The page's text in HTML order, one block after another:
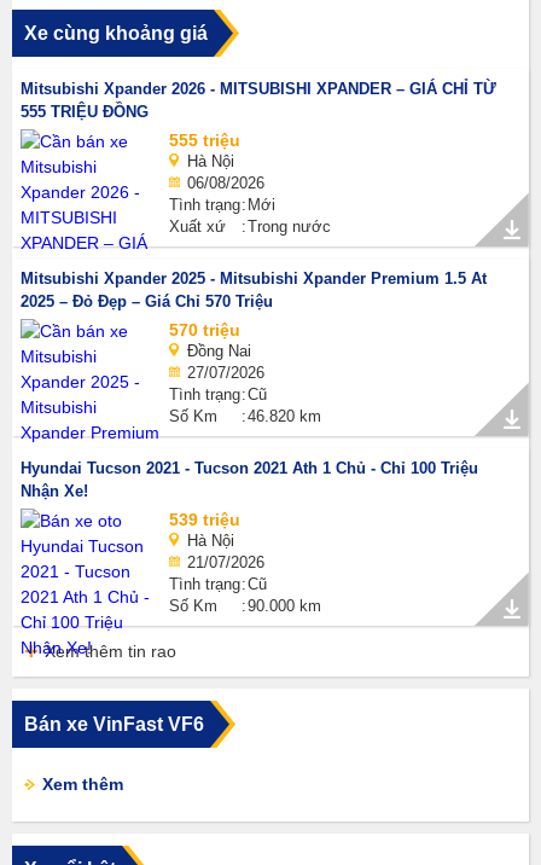
Xe cùng khoảng giá
Mitsubishi Xpander 2026 - MITSUBISHI XPANDER – GIÁ CHỈ TỪ
555 TRIỆU ĐỒNG
555 triệu
Hà Nội
06/08/2026
Tình trạng Mới
Xuất xứ
Trong nước
Mitsubishi Xpander 2025 - Mitsubishi Xpander Premium 1.5 At
2025 – Đỏ Đẹp – Giá Chỉ 570 Triệu
570 triệu
Đồng Nai
27/07/2026
Tình trạng Cũ
Số Km
46.820 km
Hyundai Tucson 2021 - Tucson 2021 Ath 1 Chủ - Chỉ 100 Triệu
Nhận Xe!
539 triệu
Hà Nội
21/07/2026
Tình trạng Cũ
Số Km
90.000 km
Xem thêm tin rao
Bán xe VinFast VF6
Xem thêm